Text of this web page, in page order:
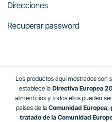
Direcciones
Recuperar password
Los productos aquí mostrados son
establece la Directiva Europea
alimenticios y todos ellos pueden
países de la Comunidad
tratado de la Comunidad